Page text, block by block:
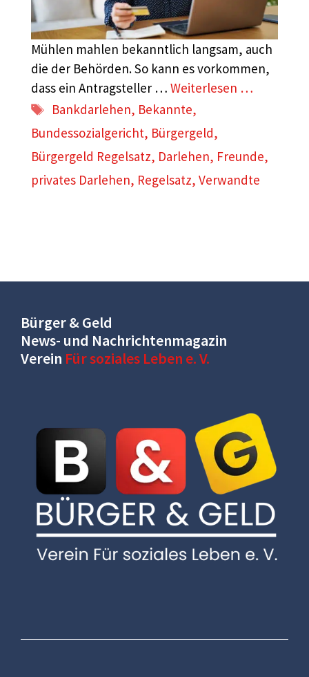
Mühlen mahlen bekanntlich langsam, auch
die der Behörden. So kann es vorkommen,
dass ein Antragsteller … Weiterlesen …
Schlagwörter
Bankdarlehen, Bekannte,
Bundessozialgericht, Bürgergeld,
Bürgergeld Regelsatz, Darlehen, Freunde,
privates Darlehen, Regelsatz, Verwandte
Bürger & Geld
News- und Nachrichtenmagazin
Verein Für soziales Leben e. V.